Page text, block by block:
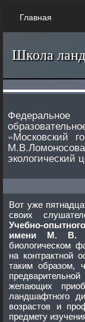
Главная
Школа
«Московский
экологический
Вот уже
своих
Учебно-
имени М. В.
биологическом
на контрактной
таким образом, что
желающих приобщиться к увлекательному искусству
ландшафтного дизайна.
возрастов и
предмету